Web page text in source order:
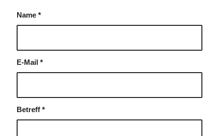
Name *
E-Mail *
Betreff *